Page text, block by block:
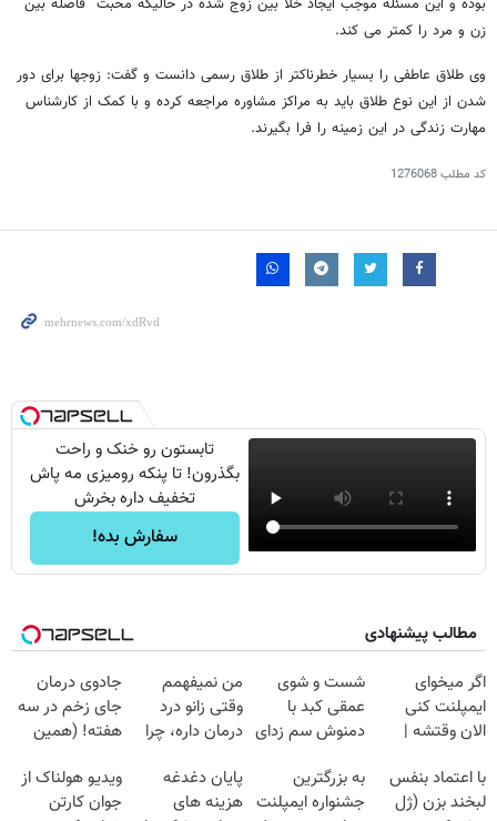
زن و مرد را کمتر می کند.
وی طلاق عاطفی را بسیار خطرناکتر از طلاق رسمی دانست و گفت: زوجها برای دور
شدن از این نوع طلاق باید به مراکز مشاوره مراجعه کرده و با کمک از کارشناس
مهارت زندگی در این زمینه را فرا بگیرند.
کد مطلب1276068
تابستون رو خنک و راحت
بگذرون! تا پنکه رومیزی مه پاش
تخفیف داره بخرش
سفارش بده!
مطالب پیشنهادی
اگر میخوای
ایمپلنت کنی
الان وقتشه |
میلیون تومان!!!
شست و شوی
عمقی کبد با
دمنوش سم زدای
من نمیفهمم
وقتی زانو درد
درمان داره، چرا
تحمل میکنی؟❗
جادوی درمان
جای زخم در سه
هفته! (همین
صحبت کنید)
با اعتماد بنفس
لبخند بزن (ژل
به بزرگترین
جشنواره ایمپلنت
پایان دغدغه
هزینه های
ویدیو هولناک از
جوان کارتن